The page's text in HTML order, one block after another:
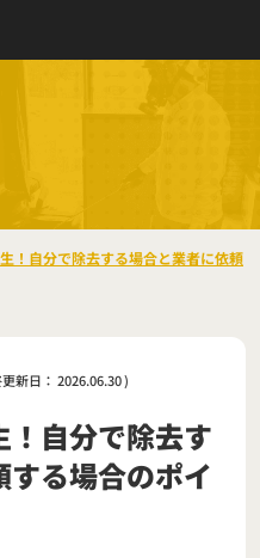
！自分で除去する場合と業者に依頼
新日： 2026.06.30)
自分で除去す
る場合のポイ